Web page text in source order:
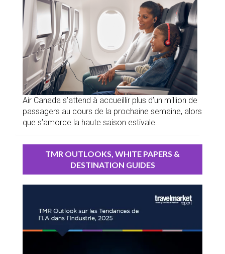
Air Canada s’attend à accueillir plus d’un million de
passagers au cours de la prochaine semaine, alors
que s’amorce la haute saison estivale.
TMR OUTLOOKS, WHITE PAPERS &
DESTINATION GUIDES